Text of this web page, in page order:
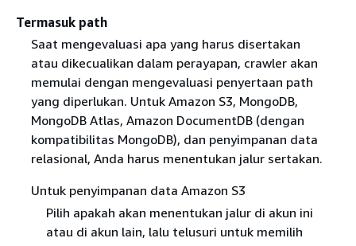
Termasuk path
Saat mengevaluasi apa yang harus disertakan
atau dikecualikan dalam perayapan, crawler akan
memulai dengan mengevaluasi penyertaan path
yang diperlukan. Untuk Amazon S3, MongoDB,
MongoDB Atlas, Amazon DocumentDB (dengan
kompatibilitas MongoDB), dan penyimpanan data
relasional, Anda harus menentukan jalur sertakan.
Untuk penyimpanan data Amazon S3
Pilih apakah akan menentukan jalur di akun ini
atau di akun lain, lalu telusuri untuk memilih